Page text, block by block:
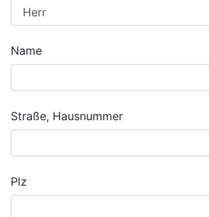
Name
Straße, Hausnummer
Plz